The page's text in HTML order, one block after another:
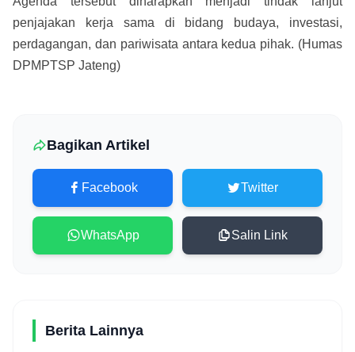
penjajakan kerja sama di bidang budaya, investasi,
perdagangan, dan pariwisata antara kedua pihak. (Humas
DPMPTSP Jateng)
Bagikan Artikel
Facebook Twitter
WhatsApp Salin Link
Berita Lainnya